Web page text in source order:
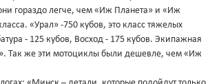
гораздо легче, чем «Иж Планета» и «Иж
«Урал» -750 кубов, это класс тяжелых
- 125 кубов, Восход - 175 кубов. Экипажная
Так же эти мотоциклы были дешевле, чем «Иж